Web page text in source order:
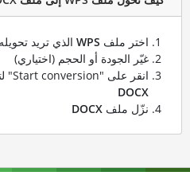
اختر ملف WPSالذي تريد تحويله
غيّر الجودة أو الحجم (اختياري)
انقر على "Start conversion" لتحويل ملفك من
DOCX
نزّل ملف DOCX